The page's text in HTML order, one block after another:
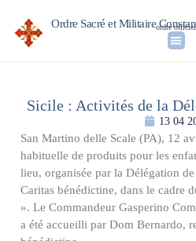
Ordre Sacré et Militaireordre officiel
Sicile : Activités de la
13 04
San Martino delle Scale (PA), 12
habituelle de produits pour les
lieu, organisée par la Délégation
Caritas bénédictine, dans le cadre
». Le Commandeur Gasperino
a été accueilli par Dom Bernardo,